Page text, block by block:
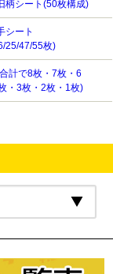
柄シート(50枚構成)
シート
25/47/55枚)
計で8枚・7枚・6
・3枚・2枚・1枚)